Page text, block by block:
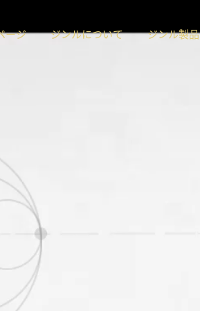
ージ ジンルについて ジンル製品